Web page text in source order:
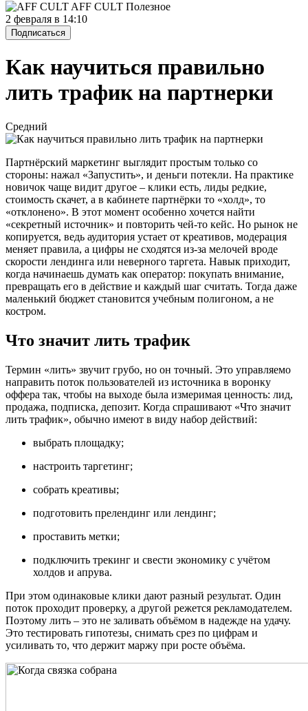
AFF CULT Полезное
2 февраля в 14:10
Подписаться
Как научиться правильно
лить трафик на партнерки
Средний
Партнёрский маркетинг выглядит простым только со
стороны: нажал «Запустить», и деньги потекли. На практике
новичок чаще видит другое – клики есть, лиды редкие,
стоимость скачет, а в кабинете партнёрки то «холд», то
«отклонено». В этот момент особенно хочется найти
«секретный источник» и повторить чей‑то кейс. Но рынок не
копируется, ведь аудитория устает от креативов, модерация
меняет правила, а цифры не сходятся из‑за мелочей вроде
скорости лендинга или неверного таргета. Навык приходит,
когда начинаешь думать как оператор: покупать внимание,
превращать его в действие и каждый шаг считать. Тогда даже
маленький бюджет становится учебным полигоном, а не
костром.
Что значит лить трафик
Термин «лить» звучит грубо, но он точный. Это управляемо
направить поток пользователей из источника в воронку
оффера так, чтобы на выходе была измеримая ценность: лид,
продажа, подписка, депозит. Когда спрашивают «Что значит
лить трафик», обычно имеют в виду набор действий:
выбрать площадку;
настроить таргетинг;
собрать креативы;
подготовить прелендинг или лендинг;
проставить метки;
подключить трекинг и свести экономику с учётом
холдов и апрува.
При этом одинаковые клики дают разный результат. Один
поток проходит проверку, а другой режется рекламодателем.
Поэтому лить – это не заливать объёмом в надежде на удачу.
Это тестировать гипотезы, снимать срез по цифрам и
усиливать то, что держит маржу при росте объёма.